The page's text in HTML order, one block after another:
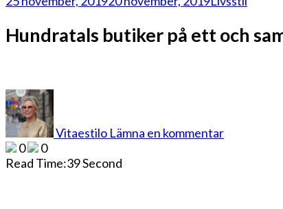
Hundratals butiker på ett och
Vitaestilo Lämna en kommentar
på
0
0
Read Time:39 Second